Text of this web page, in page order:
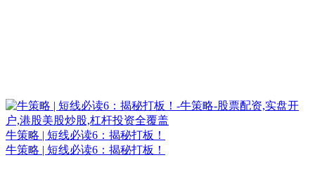
牛策略 | 短线必读6：揭秘打板！
牛策略 | 短线必读6：揭秘打板！